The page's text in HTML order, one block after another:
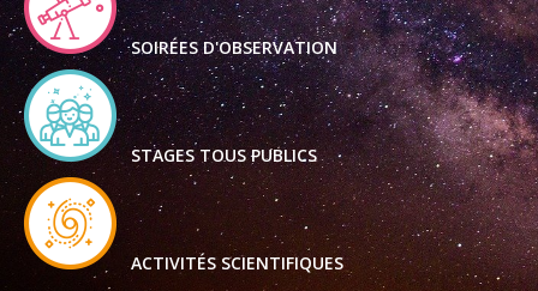
SOIRÉES D'OBSERVATION
STAGES TOUS PUBLICS
ACTIVITÉS SCIENTIFIQUES